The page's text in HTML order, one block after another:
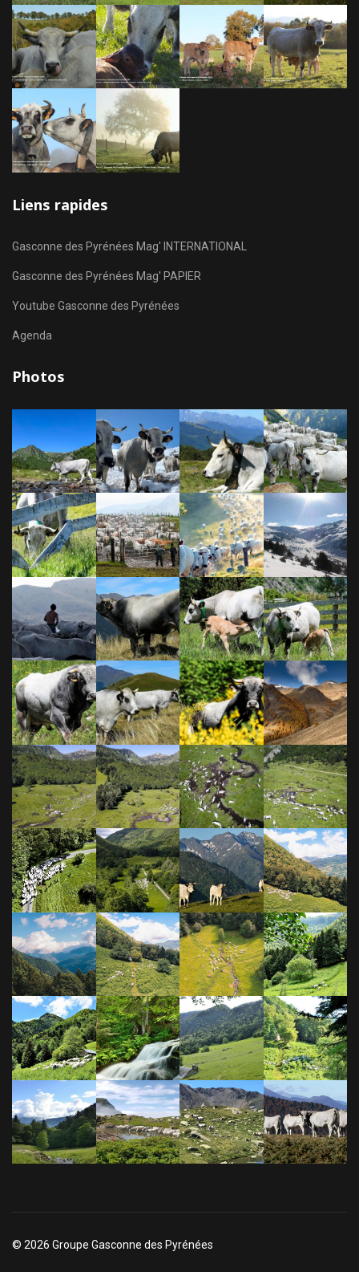
Liens rapides
Gasconne des Pyrénées Mag' INTERNATIONAL
Gasconne des Pyrénées Mag' PAPIER
Youtube Gasconne des Pyrénées
Agenda
Photos
© 2026 Groupe Gasconne des Pyrénées